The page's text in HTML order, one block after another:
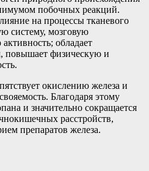
побочных реакций.
на процессы тканевого
систему, мозговую
обладает
повышает физическую и
окислению железа и
Благодаря этому
и значительно сокращается
расстройств,
препаратов железа.